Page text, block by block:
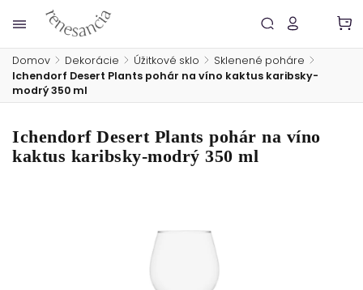
Domov / Dekorácie / Úžitkové sklo / Sklenené poháre /
Ichendorf Desert Plants pohár na víno kaktus karibsky-
modrý 350 ml
Ichendorf Desert Plants pohár na víno
kaktus karibsky-modrý 350 ml